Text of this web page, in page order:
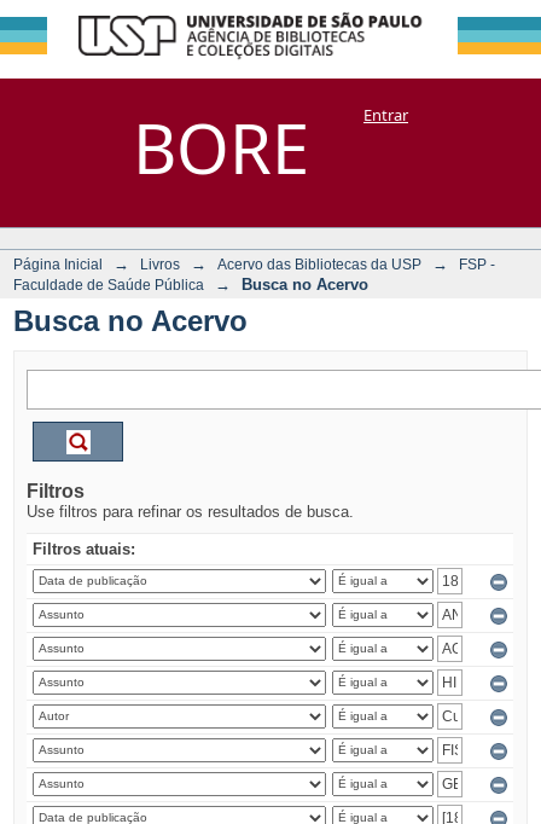
BORE
Busca no Acervo
DSpace/Manakin + CoriscoEntrar
Página Inicial → Livros → Acervo das Bibliotecas da USP →
FSP -
Faculdade de Saúde Pública
→ Busca no Acervo
Busca no Acervo
Filtros
Use filtros para refinar os resultados de busca.
Filtros atuais: